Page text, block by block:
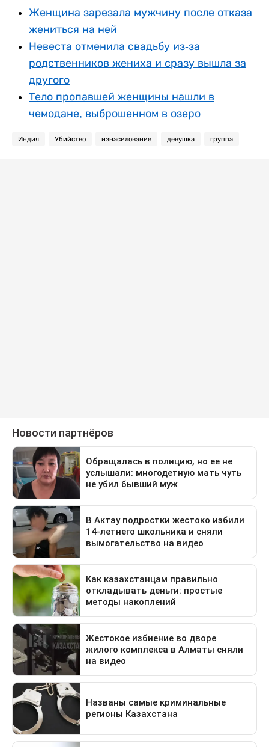
Женщина зарезала мужчину после отказа
жениться на ней
Невеста отменила свадьбу из-за
родственников жениха и сразу вышла за
другого
Тело пропавшей женщины нашли в
чемодане, выброшенном в озеро
Индия Убийство изнасилование девушка группа